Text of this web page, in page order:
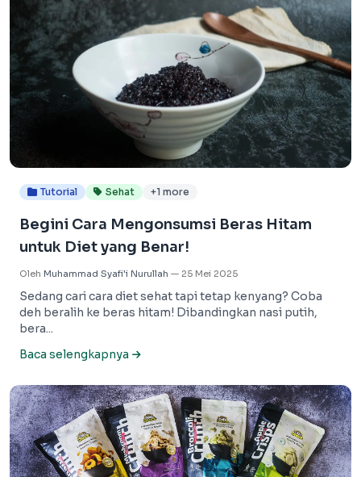
Tutorial Sehat +1 more
Begini Cara Mengonsumsi Beras Hitam
untuk Diet yang Benar!
Oleh Muhammad Syafi'i Nurullah — 25 Mei 2025
Sedang cari cara diet sehat tapi tetap kenyang? Coba
deh beralih ke beras hitam! Dibandingkan nasi putih,
bera...
Baca selengkapnya